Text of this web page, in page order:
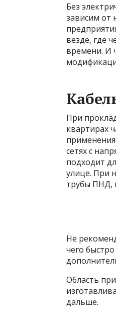
Без
зависим от
везде, где
времени. И
При
квартирах
сетях с
подходит
улице. При
трубы ПНД,
Не
чего
Область
дальше.